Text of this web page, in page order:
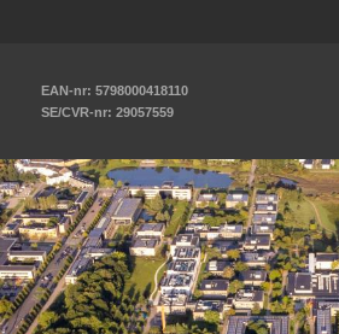
EAN-nr: 5798000418110
SE/CVR-nr: 29057559